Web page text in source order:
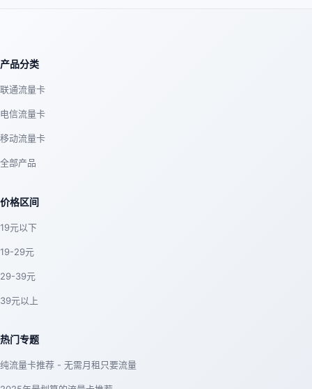
产品分类
联通流量卡
电信流量卡
移动流量卡
全部产品
价格区间
19元以下
19-29元
29-39元
39元以上
热门专题
纯流量卡推荐 - 无需月租只要流量